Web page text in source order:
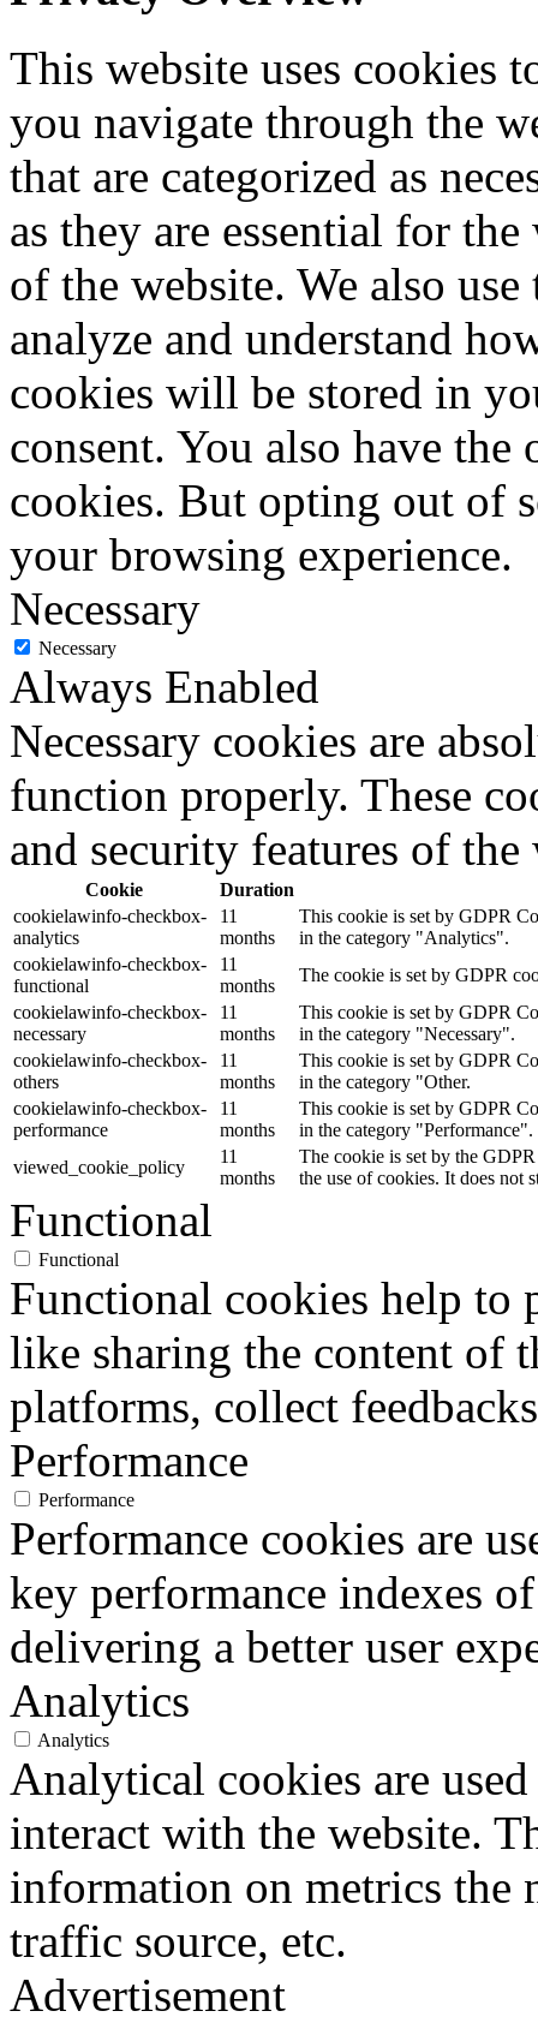
This website uses cookies
you navigate through the
that are categorized as
as they are essential for
of the website. We also
analyze and understand
cookies will be stored in
consent. You also have
cookies. But opting out of
your browsing experience.
Necessary
Necessary
Always Enabled
Necessary cookies are
function properly. These
and security features of
Cookie
Duration
cookielawinfo-checkbox-
analytics
11
months
This cookie is set by GDPR
in the category "Analytics".
cookielawinfo-checkbox-
functional
11
months
The cookie is set by GDPR
cookielawinfo-checkbox-
necessary
11
months
This cookie is set by GDPR
in the category "Necessary".
cookielawinfo-checkbox-
others
11
months
This cookie is set by GDPR
in the category "Other.
cookielawinfo-checkbox-
performance
11
months
This cookie is set by GDPR
in the category "Performance".
viewed_cookie_policy
11
months
The cookie is set by the
the use of cookies. It does not
Functional
Functional
Functional cookies help to
like sharing the content of
platforms, collect
Performance
Performance
Performance cookies are
key performance indexes
delivering a better user
Analytics
Analytics
Analytical cookies are
interact with the website.
information on metrics the
traffic source, etc.
Advertisement